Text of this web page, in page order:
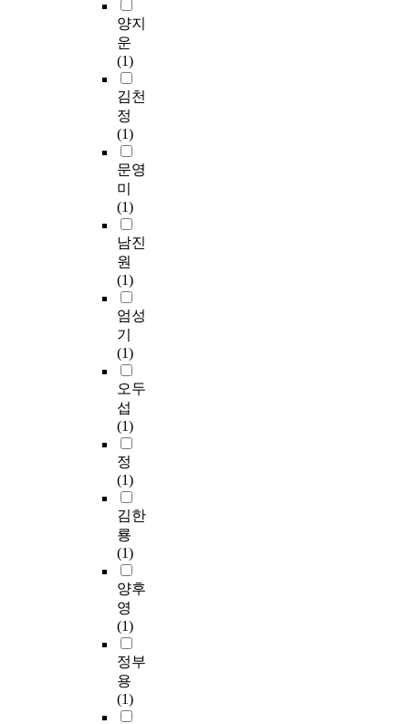
양지
운
(1)
김천
정
(1)
문영
미
(1)
남진
원
(1)
엄성
기
(1)
오두
섭
(1)
정
(1)
김한
룡
(1)
양후
영
(1)
정부
용
(1)